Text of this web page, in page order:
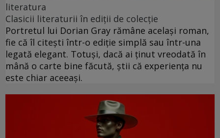
literatura
Clasicii literaturii în ediții de colecție
Portretul lui Dorian Gray rămâne același roman,
fie că îl citești într-o ediție simplă sau într-una
legată elegant. Totuși, dacă ai ținut vreodată în
mână o carte bine făcută, știi că experiența nu
este chiar aceeași.